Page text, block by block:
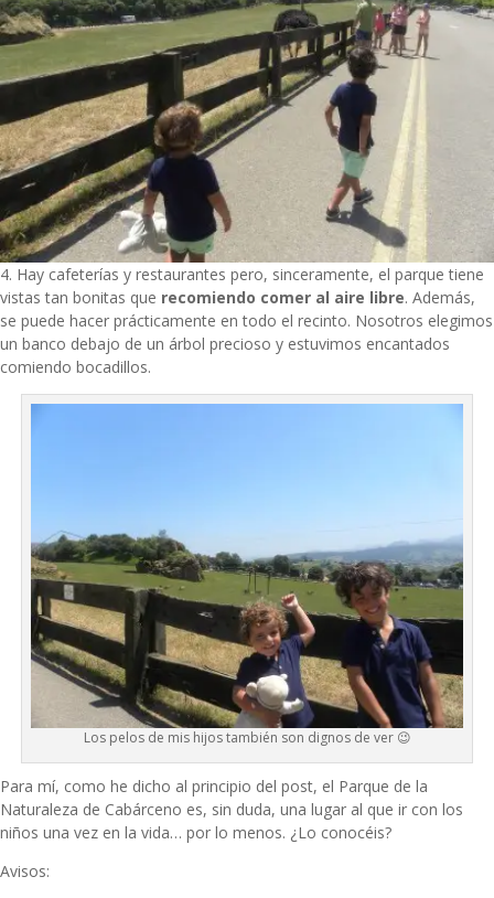
4. Hay cafeterías y restaurantes pero, sinceramente, el parque tiene
vistas tan bonitas que recomiendo comer al aire libre. Además,
se puede hacer prácticamente en todo el recinto. Nosotros elegimos
un banco debajo de un árbol precioso y estuvimos encantados
comiendo bocadillos.
Los pelos de mis hijos también son dignos de ver 😉
Para mí, como he dicho al principio del post, el Parque de la
Naturaleza de Cabárceno es, sin duda, una lugar al que ir con los
niños una vez en la vida… por lo menos. ¿Lo conocéis?
Avisos: